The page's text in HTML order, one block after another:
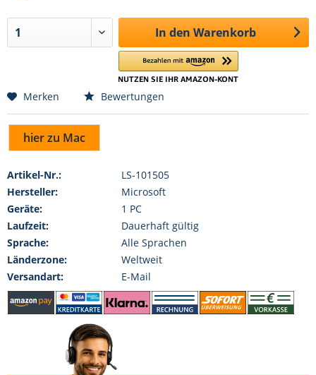
In den Warenkorb
Merken Bewertungen
hier zu Mac
Artikel-Nr.:
LS-101505
Hersteller:
Microsoft
Geräte:
1 PC
Laufzeit:
Dauerhaft gültig
Sprache:
Alle Sprachen
Länderzone:
Weltweit
Versandart:
E-Mail